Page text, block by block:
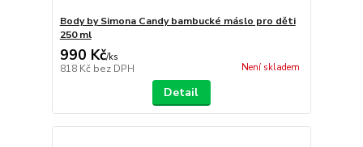
Body by Simona Candy bambucké máslo pro děti
250 ml
990 Kč/ks
818 Kč bez DPH Není skladem
Detail